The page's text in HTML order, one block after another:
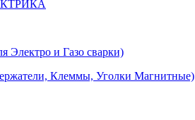
и Газо сварки)
Клеммы, Уголки Магнитные)